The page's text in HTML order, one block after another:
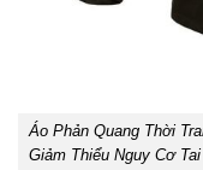
Áo Phản Quang Thời
Giảm Thiểu Nguy Cơ